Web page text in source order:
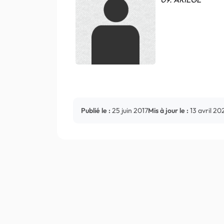
Publié le : 25 juin 2017Mis à jour le : 13 avril